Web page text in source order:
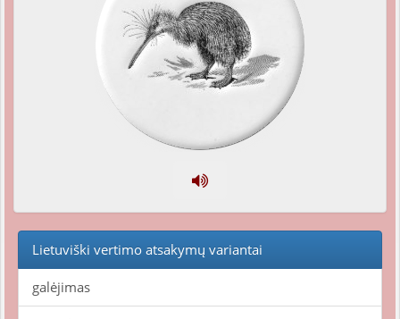
Lietuviški vertimo atsakymų variantai
galėjimas